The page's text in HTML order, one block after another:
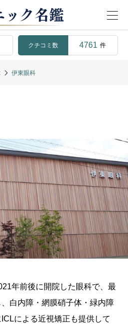
クチコミ数 4761 件
伊東眼科
年前後に開院した眼科で、最
白内障・網膜硝子体・緑内障
による近視矯正も提供して